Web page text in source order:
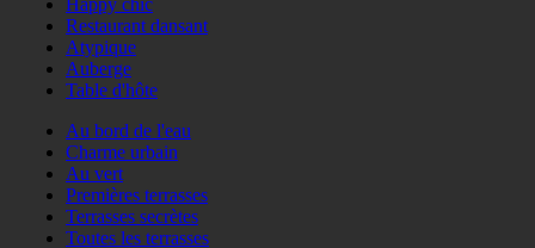
Happy chic
Restaurant dansant
Atypique
Auberge
Table d'hôte
Au bord de l'eau
Charme urbain
Au vert
Premières terrasses
Terrasses secrètes
Toutes les terrasses